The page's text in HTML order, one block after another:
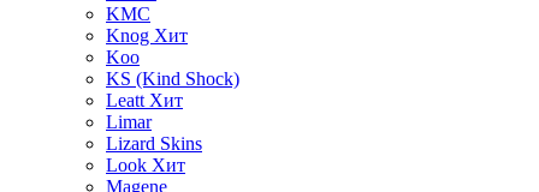
KMC
Knog Хит
Koo
KS (Kind Shock)
Leatt Хит
Limar
Lizard Skins
Look Хит
Magene